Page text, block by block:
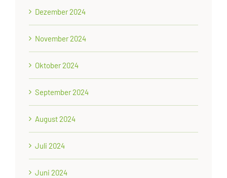
Dezember 2024
November 2024
Oktober 2024
September 2024
August 2024
Juli 2024
Juni 2024